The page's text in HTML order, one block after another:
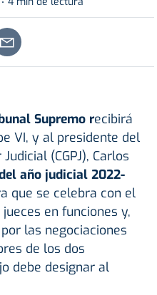
Supremo recibirá
VI, y al presidente del
(CGPJ), Carlos
año judicial 2022-
que se celebra con el
en funciones y,
las negociaciones
de los dos
debe designar al